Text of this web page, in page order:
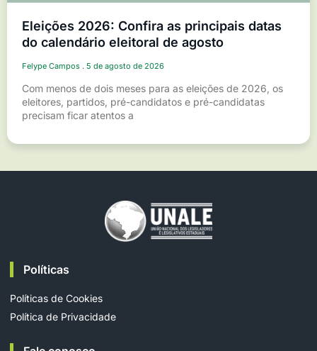
Eleições 2026: Confira as principais datas
do calendário eleitoral de agosto
Felype Campos 5 de agosto de 2026
Com menos de dois meses para as eleições de 2026, os
eleitores, partidos, pré-candidatos e pré-candidatas
precisam ficar atentos a
Políticas
Políticas de Cookies
Política de Privacidade